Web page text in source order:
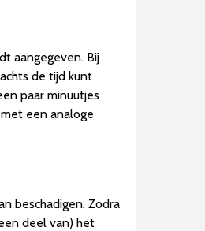
aangegeven. Bij
de tijd kunt
paar minuutjes
een analoge
beschadigen. Zodra
deel van) het